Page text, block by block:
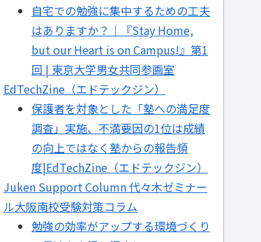
自宅での勉強に集中するための工夫
はありますか？｜『Stay Home,
but our Heart is on Campus!』第1
回 | 東京大学男女共同参画室
EdTechZine（エドテックジン）
保護者を対象とした「塾への満足度
調査」実施、不満要因の1位は成績
の向上ではなく塾からの報告頻
度|EdTechZine（エドテックジン）
Juken Support Column 代々木ゼミナー
ル大阪南校受験対策コラム
勉強の効率がアップする環境づくり